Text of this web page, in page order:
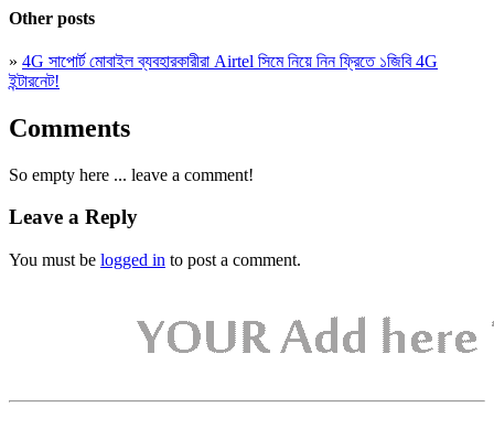
Other posts
» 4G সাপোর্ট মোবাইল ব্যবহারকারীরা Airtel সিমে নিয়ে নিন ফ্রিতে ১জিবি 4G
ইন্টারনেট!
Comments
So empty here ... leave a comment!
Leave a Reply
You must be logged in to post a comment.